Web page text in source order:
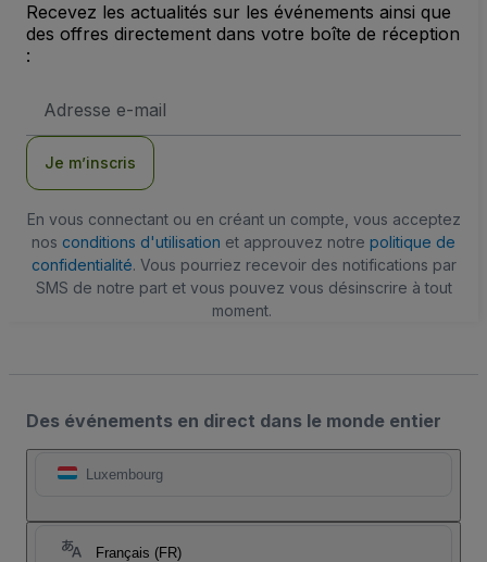
Recevez les actualités sur les événements ainsi que
des offres directement dans votre boîte de réception
:
e-
Je m’inscris
En vous connectant ou en créant un compte, vous acceptez
nos conditions d'utilisation et approuvez notre politique de
confidentialité. Vous pourriez recevoir des notifications par
SMS de notre part et vous pouvez vous désinscrire à tout
moment.
Des événements en direct dans le monde entier
Luxembourg
Français (FR)